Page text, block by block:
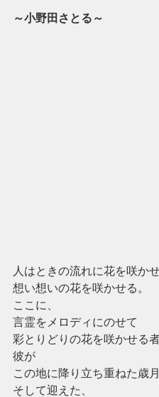
～小野田さとる～
人はときの流れに花を咲かせ
想い想いの花を咲かせる。
ここに、
言霊をメロディにのせて
彩とりどりの花を咲かせる者
彼が
この地に降り立ち重ねた歳月
そして迎えた、